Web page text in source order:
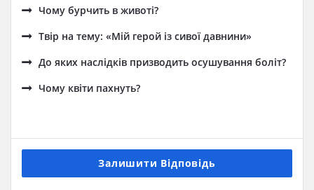
Чому бурчить в животі?
Твір на тему: «Мій герой із сивої давнини»
До яких наслідків призводить осушування боліт?
Чому квіти пахнуть?
Залишити Відповідь